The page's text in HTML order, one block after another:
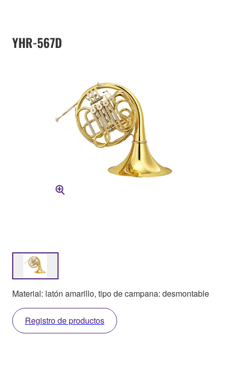
YHR-567D
Material: latón amarillo, tipo de campana: desmontable
Registro de productos